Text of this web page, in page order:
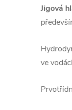
Jigová
ve